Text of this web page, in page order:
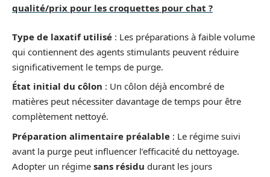
qualité/prix pour les croquettes pour chat ?
Type de laxatif utilisé : Les préparations à faible volume
qui contiennent des agents stimulants peuvent réduire
significativement le temps de purge.
État initial du côlon : Un côlon déjà encombré de
matières peut nécessiter davantage de temps pour être
complètement nettoyé.
Préparation alimentaire préalable : Le régime suivi
avant la purge peut influencer l’efficacité du nettoyage.
Adopter un régime sans résidu durant les jours